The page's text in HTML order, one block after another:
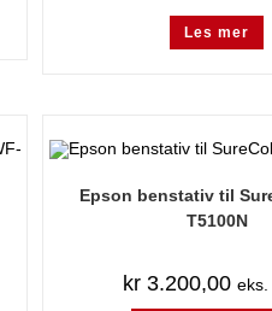
Les mer
Epson benstativ til
T5100N
kr 3.200,00 eks.